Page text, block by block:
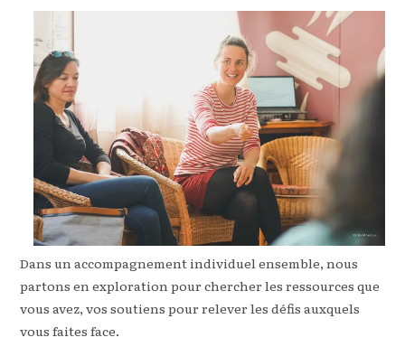
Dans un accompagnement individuel ensemble, nous
partons en exploration pour chercher les ressources que
vous avez, vos soutiens pour relever les défis auxquels
vous faites face.